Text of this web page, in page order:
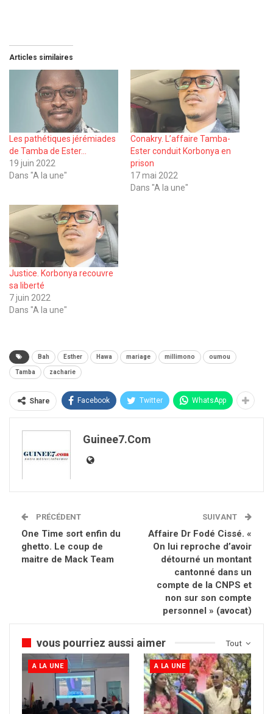
Articles similaires
Les pathétiques jérémiades
de Tamba de Ester…
19 juin 2022
Dans "A la une"
Conakry. L’affaire Tamba-
Ester conduit Korbonya en
prison
17 mai 2022
Dans "A la une"
Justice. Korbonya recouvre
sa liberté
7 juin 2022
Dans "A la une"
Bah Esther Hawa mariage millimono oumou
Tamba zacharie
Share Facebook Twitter WhatsApp
Guinee7.com
PRÉCÉDENT
One Time sort enfin du
ghetto. Le coup de
maitre de Mack Team
SUIVANT
Affaire Dr Fodé Cissé. «
On lui reproche d’avoir
détourné un montant
cantonné dans un
compte de la CNPS et
non sur son compte
personnel » (avocat)
Tout
vous pourriez aussi aimer
A LA UNE A LA UNE